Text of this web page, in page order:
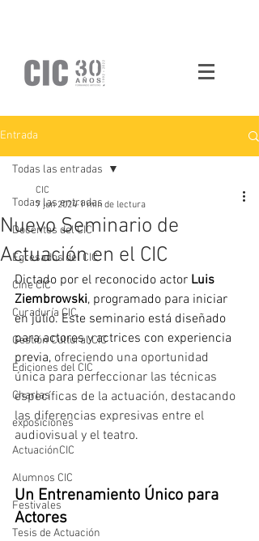
Entrada
Todas las entradas
Docentes del CIC
Egresados del CIC
Cine CIC
Curaduría CIC
Gestión Cultural CIC
Ediciones del CIC
Charlas
exposiciones
ActuaciónCIC
Alumnos CIC
Festivales
Tesis de Actuación
Todas las entradas
Nuevo Seminario de
Actuación en el CIC
CIC
7 jun 2024 1 min de lectura
Dictado por el reconocido actor Luis
Ziembrowski, programado para iniciar
en julio. Este seminario está diseñado
para actores y actrices con experiencia
previa, ofreciendo una oportunidad
única para perfeccionar las técnicas
específicas de la actuación, destacando
las diferencias expresivas entre el
audiovisual y el teatro.
Un Entrenamiento Único para
Actores